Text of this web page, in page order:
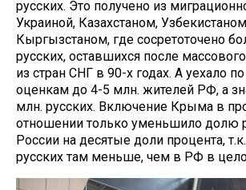
русских. Это получено из
Украиной, Казахстаном,
Кыргызстаном, где сосретоточено
русских, оставшихся после
из стран СНГ в 90-х годах. А уехало
оценкам до 4-5 млн. жителей РФ, а
млн. русских. Включение Крыма в
отношении только уменьшило долю
России на десятые доли процента,
русских там меньше, чем в РФ в